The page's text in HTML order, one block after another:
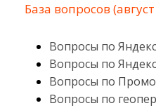
База вопросов
Вопросы по
Вопросы по
Вопросы по
Вопросы по